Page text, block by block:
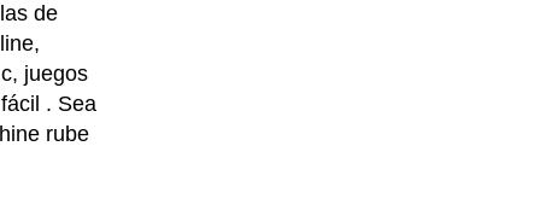
de
juegos
. Sea
rube